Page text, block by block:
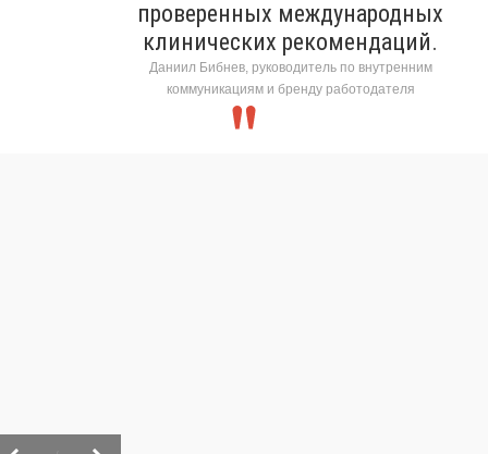
проверенных международных
клинических рекомендаций.
Даниил Бибнев, руководитель по внутренним
коммуникациям и бренду работодателя